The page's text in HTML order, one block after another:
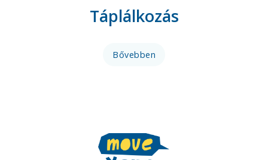
Táplálkozás
Bővebben